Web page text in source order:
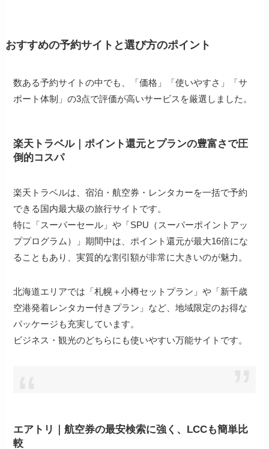
おすすめの予約サイトと選び方のポイント
数ある予約サイトの中でも、「価格」「使いやすさ」「サ
ポート体制」の3点で評価が高いサービスを厳選しました。
楽天トラベル｜ポイント還元とプランの豊富さで圧
倒的コスパ
楽天トラベルは、宿泊・航空券・レンタカーを一括で予約
できる国内最大級の旅行サイトです。
特に「スーパーセール」や「SPU（スーパーポイントアッ
ププログラム）」期間中は、ポイント還元が最大16倍にな
ることもあり、実質的な割引額が非常に大きいのが魅力。
北海道エリアでは「札幌＋小樽セットプラン」や「新千歳
空港発着レンタカー付きプラン」など、地域限定のお得な
パッケージも充実しています。
ビジネス・観光のどちらにも使いやすい万能サイトです。
エアトリ｜航空券の最安検索に強く、LCCも簡単比
較